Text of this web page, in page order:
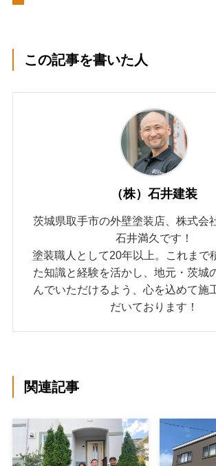
この記事を書いた人
（株）石井建装
茨城県取手市の外壁塗装店、株式会
石井満久です！
塗装職人として20年以上。これまで
た知識と経験を活かし、地元・茨城
んでいただけるよう、心を込めて施
だいております！
関連記事